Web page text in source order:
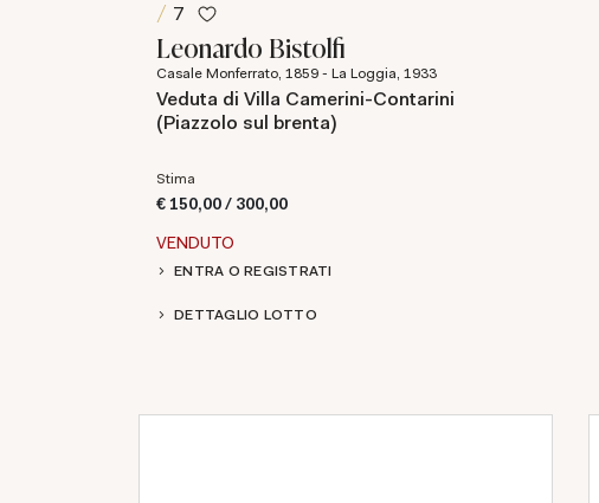
7
Leonardo Bistolfi
Casale Monferrato, 1859 - La Loggia, 1933
Veduta di Villa Camerini-Contarini
(Piazzolo sul brenta)
Stima
€ 150,00 / 300,00
VENDUTO
ENTRA O REGISTRATI
DETTAGLIO LOTTO